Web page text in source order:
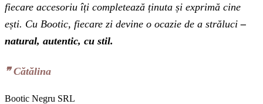
fiecare accesoriu îți completează ținuta și exprimă cine
ești. Cu Bootic, fiecare zi devine o ocazie de a străluci –
natural, autentic, cu stil.
❞‬ Cătălina
Bootic Negru SRL